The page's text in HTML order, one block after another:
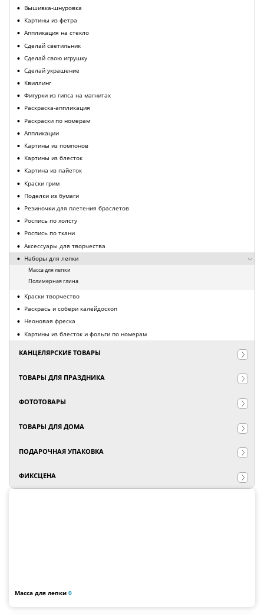
Вышивка-шнуровка
Картины из фетра
Аппликация на стекло
Сделай светильник
Сделай свою игрушку
Сделай украшение
Квиллинг
Фигурки из гипса на магнитах
Раскраска-аппликация
Раскраски по номерам
Аппликации
Картины из помпонов
Картины из блесток
Картина из пайеток
Краски грим
Поделки из бумаги
Резиночки для плетения браслетов
Роспись по холсту
Роспись по ткани
Аксессуары для творчества
Наборы для лепки
Масса для лепки
Полимерная глина
Краски творчество
Раскрась и собери калейдоскоп
Неоновая фреска
Картины из блесток и фольги по номерам
КАНЦЕЛЯРСКИЕ ТОВАРЫ
ТОВАРЫ ДЛЯ ПРАЗДНИКА
ФОТОТОВАРЫ
ТОВАРЫ ДЛЯ ДОМА
ПОДАРОЧНАЯ УПАКОВКА
ФИКСЦЕНА
Масса для лепки0